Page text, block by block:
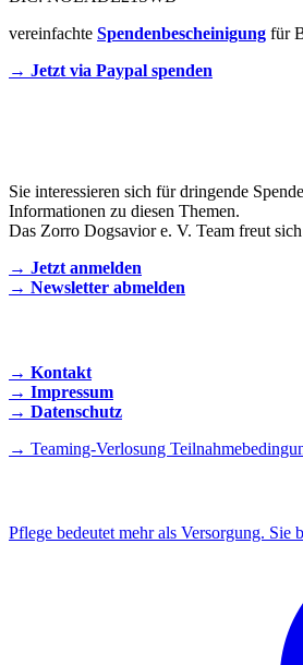
vereinfachte Spendenbescheinigung für
→ Jetzt via Paypal spenden
Sie interessieren sich für dringende
Informationen zu diesen Themen.
Das Zorro Dogsavior e. V. Team freut
→ Jetzt anmelden
→ Newsletter abmelden
→ Kontakt
→ Impressum
→ Datenschutz
→ Teaming-Verlosung
Pflege bedeutet mehr als Versorgung. Sie